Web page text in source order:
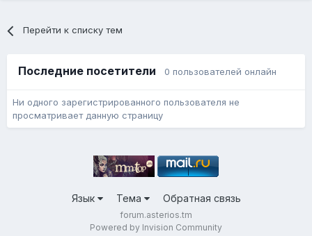
Перейти к списку тем
Последние посетители 0 пользователей онлайн
Ни одного зарегистрированного пользователя не
просматривает данную страницу
Язык Тема Обратная связь
forum.asterios.tm
Powered by Invision Community